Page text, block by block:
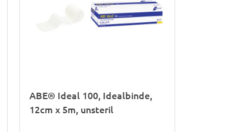
ABE® Ideal 100, Idealbinde,
12cm x 5m, unsteril